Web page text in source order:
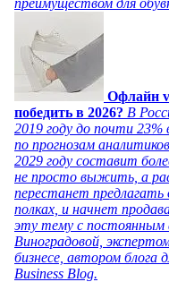
преимуществом для
Офлайн
победить в 2026? В
2019 году до почти
по прогнозам
2029 году составит
не просто выжить, а
перестанет предлагать
полках, и начнет
эту тему с постоянным
Виноградовой,
бизнесе, автором блога
Business Blog.